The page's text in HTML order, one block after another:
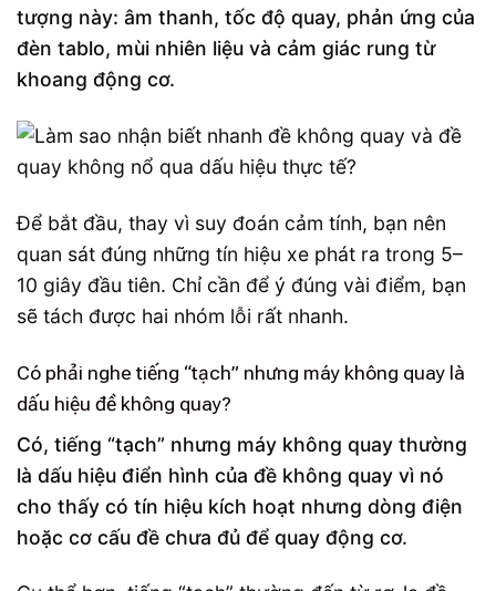
tượng này: âm thanh, tốc độ quay, phản ứng của
đèn tablo, mùi nhiên liệu và cảm giác rung từ
khoang động cơ.
Để bắt đầu, thay vì suy đoán cảm tính, bạn nên
quan sát đúng những tín hiệu xe phát ra trong 5–
10 giây đầu tiên. Chỉ cần để ý đúng vài điểm, bạn
sẽ tách được hai nhóm lỗi rất nhanh.
Có phải nghe tiếng “tạch” nhưng máy không quay là
dấu hiệu đề không quay?
Có, tiếng “tạch” nhưng máy không quay thường
là dấu hiệu điển hình của đề không quay vì nó
cho thấy có tín hiệu kích hoạt nhưng dòng điện
hoặc cơ cấu đề chưa đủ để quay động cơ.